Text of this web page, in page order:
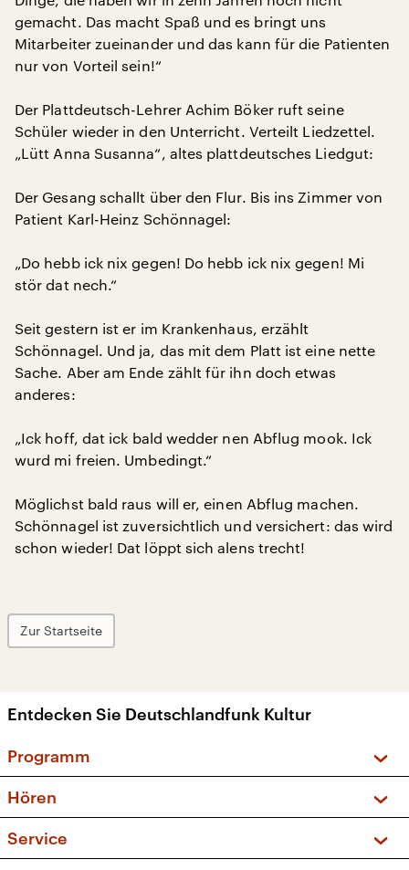
gemacht. Das macht Spaß und es bringt uns
Mitarbeiter zueinander und das kann für die Patienten
nur von Vorteil sein!“
Der Plattdeutsch-Lehrer Achim Böker ruft seine
Schüler wieder in den Unterricht. Verteilt Liedzettel.
„Lütt Anna Susanna“, altes plattdeutsches Liedgut:
Der Gesang schallt über den Flur. Bis ins Zimmer von
Patient Karl-Heinz Schönnagel:
„Do hebb ick nix gegen! Do hebb ick nix gegen! Mi
stör dat nech.“
Seit gestern ist er im Krankenhaus, erzählt
Schönnagel. Und ja, das mit dem Platt ist eine nette
Sache. Aber am Ende zählt für ihn doch etwas
anderes:
„Ick hoff, dat ick bald wedder nen Abflug mook. Ick
wurd mi freien. Umbedingt.“
Möglichst bald raus will er, einen Abflug machen.
Schönnagel ist zuversichtlich und versichert: das wird
schon wieder! Dat löppt sich alens trecht!
Zur Startseite
Entdecken Sie Deutschlandfunk Kultur
Programm
Sendungen und Podcasts
Musikliste
Hören
Frequenzen (UKW + DAB+)
Service